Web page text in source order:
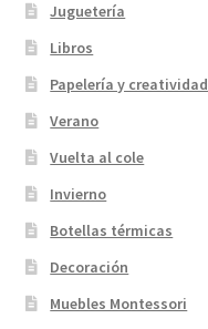
Juguetería
Libros
Papelería y creatividad
Verano
Vuelta al cole
Invierno
Botellas térmicas
Decoración
Muebles Montessori